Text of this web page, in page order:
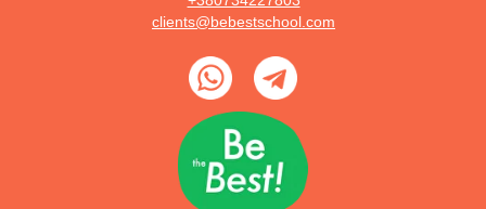
clients@bebestschool.com